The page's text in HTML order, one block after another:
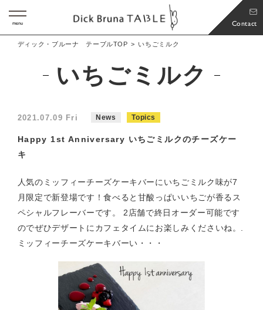
Contact
menu
ディック・ブルーナ テーブルTOP いちごミルク
いちごミルク
2021.07.09 Fri News Topics
Happy 1st Anniversary いちごミルクのチーズケー
キ
人気のミッフィーチーズケーキバーにいちごミルク味が7
月限定で新登場です！食べると甘酸っぱいいちごが香るス
ペシャルフレーバーです。 2店舗で終日オーダー可能です
のでぜひデザートにカフェタイムにお楽しみくださいね。.
ミッフィーチーズケーキバーい・・・